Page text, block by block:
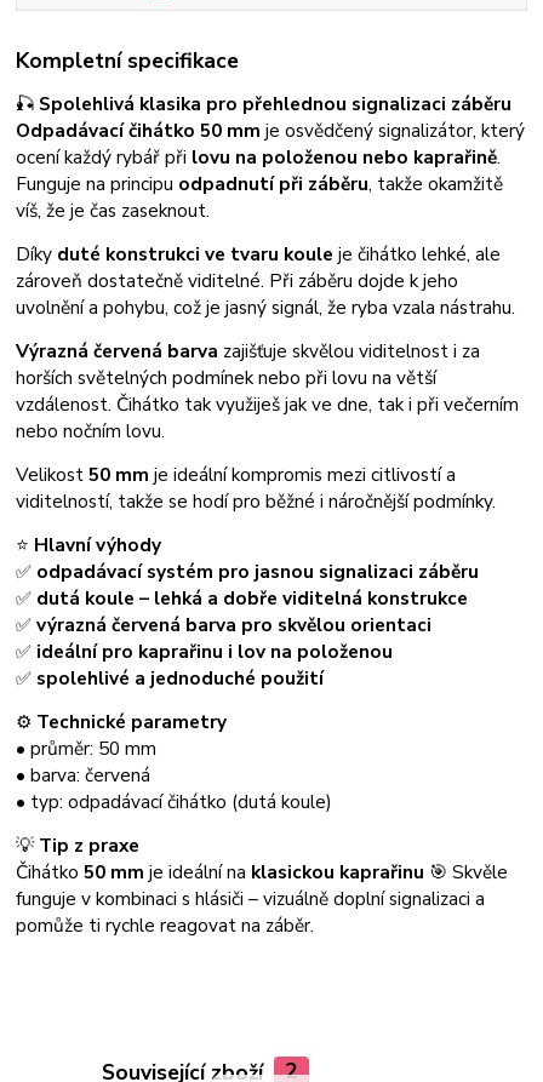
Kompletní specifikace
🎣 Spolehlivá klasika pro přehlednou signalizaci záběru
Odpadávací čihátko 50 mm je osvědčený signalizátor, který
ocení každý rybář při lovu na položenou nebo kaprařině.
Funguje na principu odpadnutí při záběru, takže okamžitě
víš, že je čas zaseknout.
Díky duté konstrukci ve tvaru koule je čihátko lehké, ale
zároveň dostatečně viditelné. Při záběru dojde k jeho
uvolnění a pohybu, což je jasný signál, že ryba vzala nástrahu.
Výrazná červená barva zajišťuje skvělou viditelnost i za
horších světelných podmínek nebo při lovu na větší
vzdálenost. Čihátko tak využiješ jak ve dne, tak i při večerním
nebo nočním lovu.
Velikost50 mm je ideální kompromis mezi citlivostí a
viditelností, takže se hodí pro běžné i náročnější podmínky.
⭐ Hlavní výhody
✅ odpadávací systém pro jasnou signalizaci záběru
✅ dutá koule – lehká a dobře viditelná konstrukce
✅výrazná červená barva pro skvělou orientaci
✅ ideální pro kaprařinu i lov na položenou
✅ spolehlivé a jednoduché použití
⚙️ Technické parametry
• průměr: 50 mm
• barva: červená
• typ: odpadávací čihátko (dutá koule)
💡Tip z praxe
Čihátko50 mm je ideální na klasickou kaprařinu 🎯 Skvěle
funguje v kombinaci s hlásiči – vizuálně doplní signalizaci a
pomůže ti rychle reagovat na záběr.
Související zboží 2